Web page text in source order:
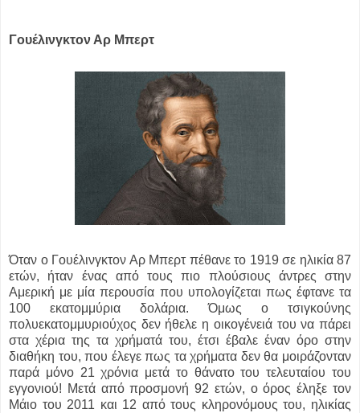
Γουέλινγκτον Αρ Μπερτ
Όταν ο Γουέλινγκτον Αρ Μπερτ πέθανε το 1919 σε ηλικία 87
ετών, ήταν ένας από τους πιο πλούσιους άντρες στην
Αμερική με μία περουσία που υπολογίζεται πως έφτανε τα
100 εκατομμύρια δολάρια. Όμως ο τσιγκούνης
πολυεκατομμυριούχος δεν ήθελε η οικογένειά του να πάρει
στα χέρια της τα χρήματά του, έτσι έβαλε έναν όρο στην
διαθήκη του, που έλεγε πως τα χρήματα δεν θα μοιράζονταν
παρά μόνο 21 χρόνια μετά το θάνατο του τελευταίου του
εγγονιού! Μετά από προσμονή 92 ετών, ο όρος έληξε τον
Μάιο του 2011 και 12 από τους κληρονόμους του, ηλικίας